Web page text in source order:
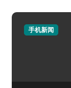
手机新闻